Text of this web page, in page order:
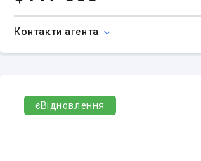
Контакти агента
єВідновлення